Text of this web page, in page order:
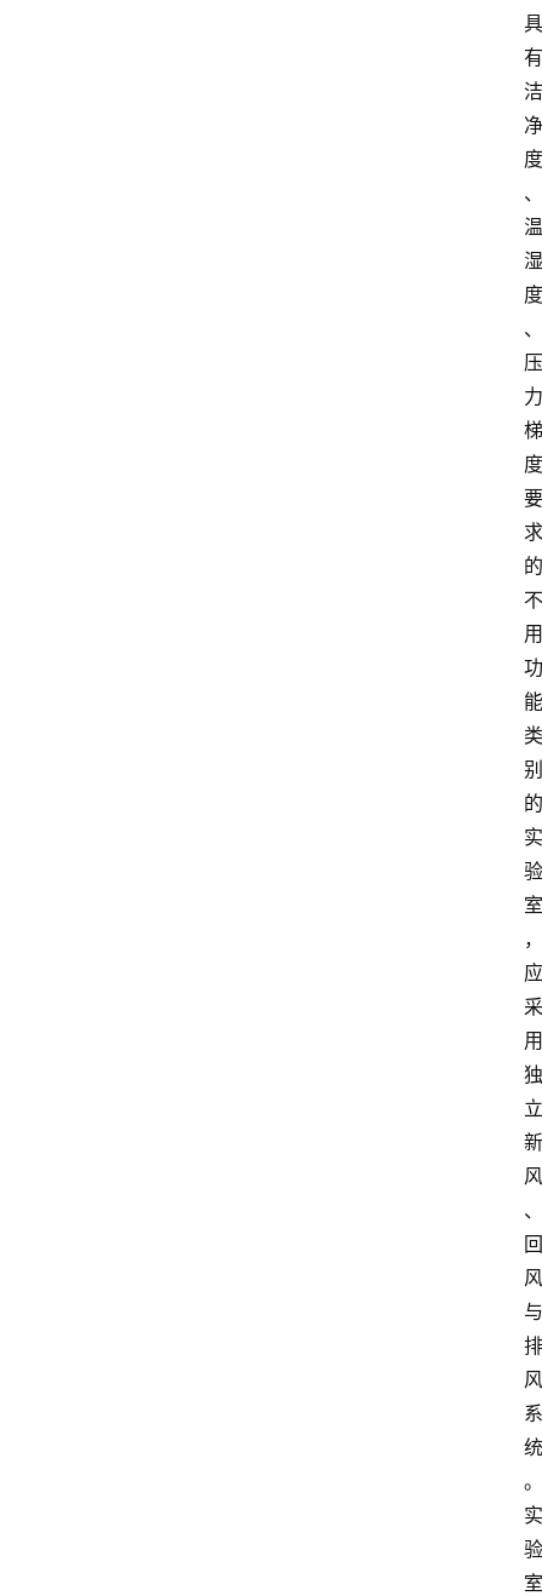
具
有
洁
净
度
、
温
湿
度
、
压
力
梯
度
要
求
的
不
用
功
能
类
别
的
实
验
室
，
应
采
用
独
立
新
风
、
回
风
与
排
风
系
统
。
实
验
室